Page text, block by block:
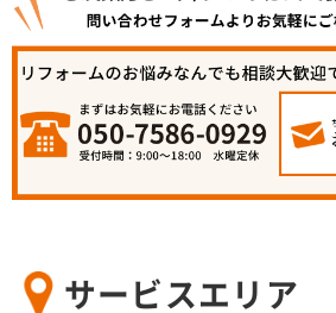
サービスエリア